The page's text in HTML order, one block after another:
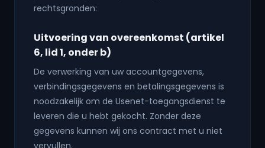
rechtsgronden:
Uitvoering van overeenkomst (artikel
6, lid 1, onder b)
De verwerking van uw accountgegevens,
verbindingsgegevens en betalingsgegevens is
noodzakelijk om de Usenet-toegangsdienst te
leveren die u hebt gekocht. Zonder deze
gegevens kunnen wij ons contract met u niet
vervullen.